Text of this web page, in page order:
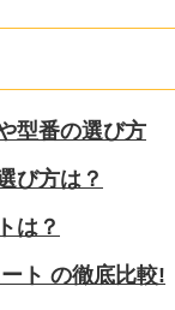
型番の選び方
び方は？
は？
ト の徹底比較!